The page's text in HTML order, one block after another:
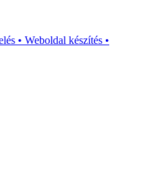
• Weboldal készítés •